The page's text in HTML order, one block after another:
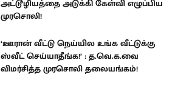
அட்டூழியத்தை அடுக்கி கேள்வி எழுப்பிய
முரசொலி!
‘ஊரான் வீட்டு நெய்யில உங்க வீட்டுக்கு
ஸ்வீட் செய்யாதீங்க!’ : த.வெ.க.வை
விமர்சித்த முரசொலி தலையங்கம்!